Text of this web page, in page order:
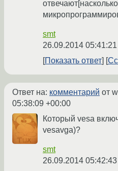
smt
26.09.2014
Показать ответ
Ответ на: комментарий от
05:38:09 +00:00
Который vesa
vesavga)?
smt
26.09.2014